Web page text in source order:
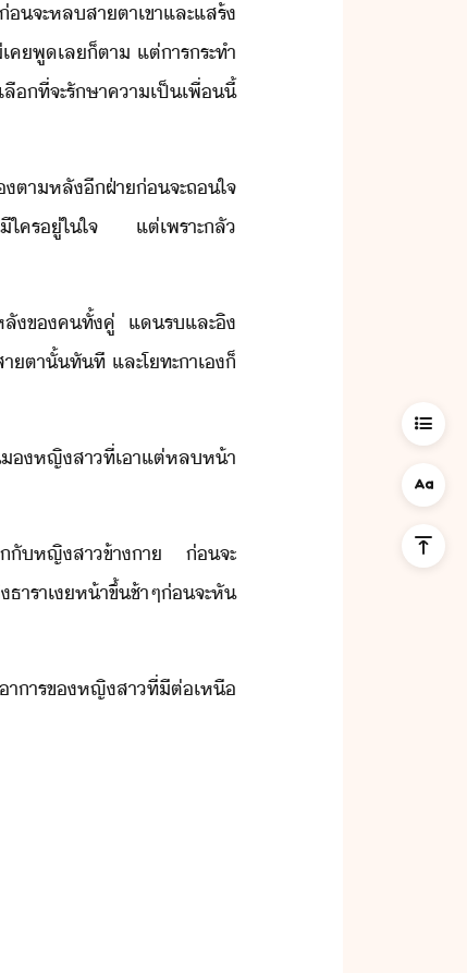
​จะ​หลสาตา​เขา​และ​แสร้​
ค​พู​เล​็ตา​ ​แต่​ารระทำ​
​ที่จะ​รัษา​คาเป็เพื่​ี้​
ตา​หลั​ี​ฝ่า​่​จะ​ถใจ​
ใคร​ู่​ใ​ใจ​ ​แต่​เพราะ​ลั​
ลั​ข​ค​ทั้คู่​ ​แ​ร​และ​ิ​
ตา​ั้​ทัที​ ​และ​โทะา​เ​็​
หญิสา​ที่​เาแต่​หลห้า​
​หญิสา​ข้า​า​ ​่​จะ​
รา​เห้า​ขึ้​ช้าๆ​่​จะ​หั​
าร​ข​หญิสา​ที่​ีต​่​เหื​